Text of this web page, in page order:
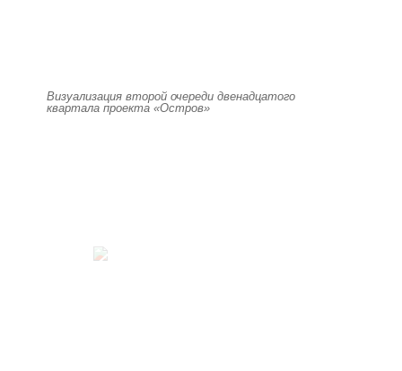
Визуализация второй очереди двенадцатого
квартала проекта «Остров»